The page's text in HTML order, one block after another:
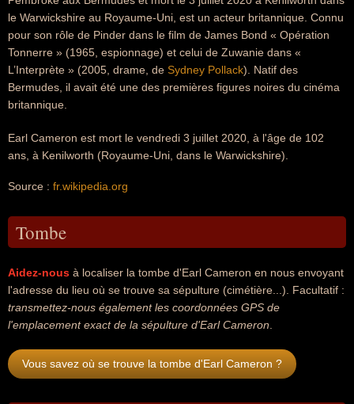
le Warwickshire au Royaume-Uni, est un acteur britannique. Connu
pour son rôle de Pinder dans le film de James Bond « Opération
Tonnerre » (1965, espionnage) et celui de Zuwanie dans «
L’Interprète » (2005, drame, de Sydney Pollack). Natif des
Bermudes, il avait été une des premières figures noires du cinéma
britannique.
Earl Cameron est mort le vendredi 3 juillet 2020, à l'âge de 102
ans, à Kenilworth (Royaume-Uni, dans le Warwickshire).
Source : fr.wikipedia.org
Tombe
Aidez-nous à localiser la tombe d'Earl Cameron en nous envoyant
l'adresse du lieu où se trouve sa sépulture (cimétière...). Facultatif :
transmettez-nous également les coordonnées GPS de
l'emplacement exact de la sépulture d'Earl Cameron
Vous savez où se trouve la tombe d'Earl Cameron ?